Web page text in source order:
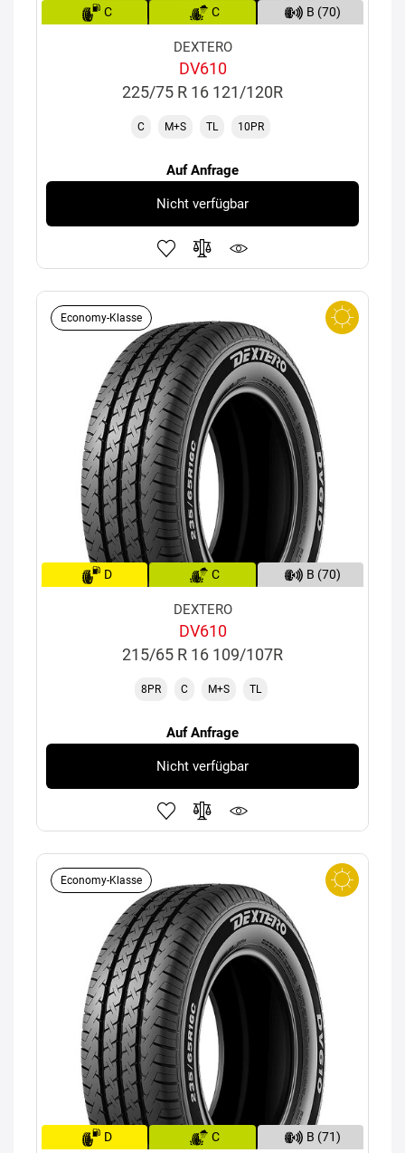
C C B (70)
DEXTERO
DV610
225/75 R 16 121/120R
C M+S TL 10PR
Auf Anfrage
Nicht verfügbar
Economy-Klasse
D C B (70)
DEXTERO
DV610
215/65 R 16 109/107R
8PR C M+S TL
Auf Anfrage
Nicht verfügbar
Economy-Klasse
D C B (71)